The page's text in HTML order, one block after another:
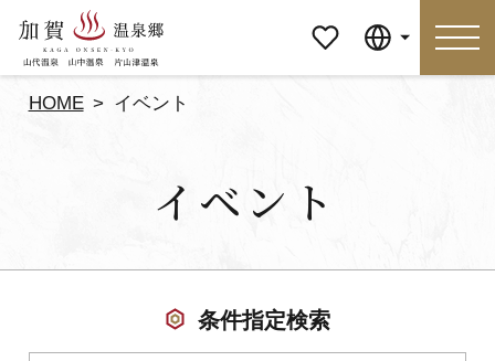
ージ
HOME イベント
イベント
条件指定検索